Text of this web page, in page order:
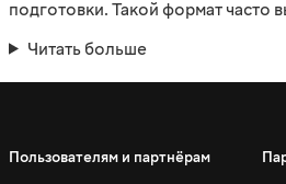
подготовки. Такой формат часто
Читать больше
Пользователям и партнёрам